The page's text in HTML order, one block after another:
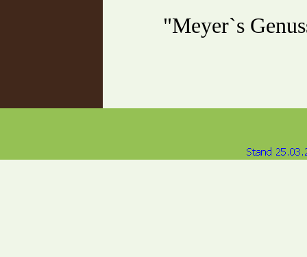
"Meyer`s